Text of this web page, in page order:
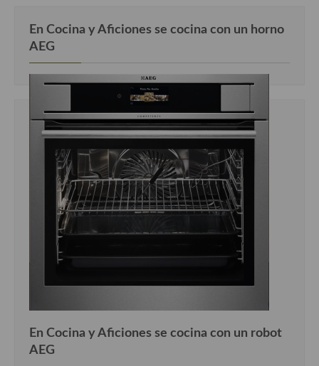
En Cocina y Aficiones se cocina con un horno
AEG
En Cocina y Aficiones se cocina con un robot
AEG